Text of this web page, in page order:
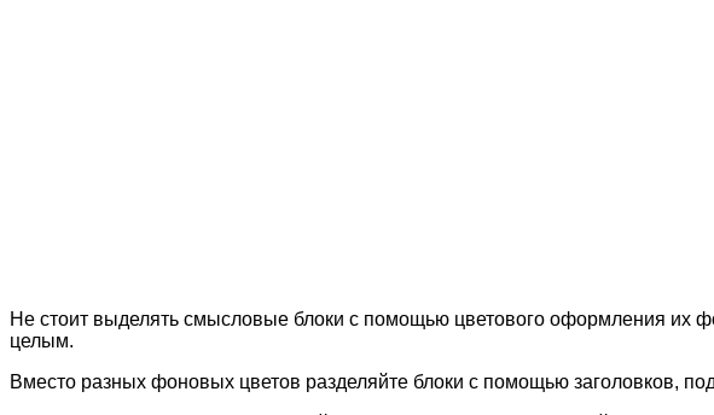
Не стоит выделять смысловые блоки с помощью цветового оформления их
целым.
Вместо разных фоновых цветов разделяйте блоки с помощью заголовков,